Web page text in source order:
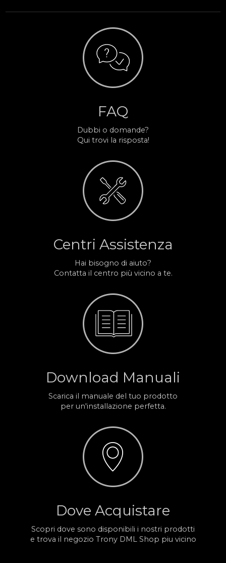
FAQ
Dubbi o domande?
Qui trovi la risposta!
Centri Assistenza
Hai bisogno di aiuto?
Contatta il centro più vicino a te.
Download Manuali
Scarica il manuale del tuo prodotto
per un'installazione perfetta.
Dove Acquistare
Scopri dove sono disponibili i nostri prodotti
e trova il negozio Trony DML Shop piu vicino